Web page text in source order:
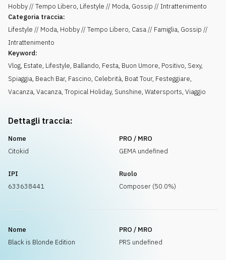
Hobby // Tempo Libero, Lifestyle // Moda, Gossip // Intrattenimento
Categoria traccia:
Lifestyle // Moda, Hobby // Tempo Libero, Casa // Famiglia, Gossip //
Intrattenimento
Keyword:
Vlog, Estate, Lifestyle, Ballando, Festa, Buon Umore, Positivo, Sexy,
Spiaggia, Beach Bar, Fascino, Celebrità, Boat Tour, Festeggiare,
Vacanza, Vacanza, Tropical Holiday, Sunshine, Watersports, Viaggio
Dettagli traccia:
Nome
Citokid
PRO / MRO
GEMA undefined
IPI
633638441
Ruolo
Composer (50.0%)
Nome
Black is Blonde Edition
PRO / MRO
PRS undefined